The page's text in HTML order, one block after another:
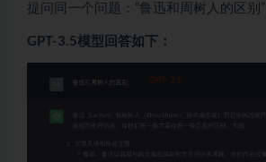
提问同一个问题：“鲁迅和周树人的区别”
GPT-3.5模型回答如下：